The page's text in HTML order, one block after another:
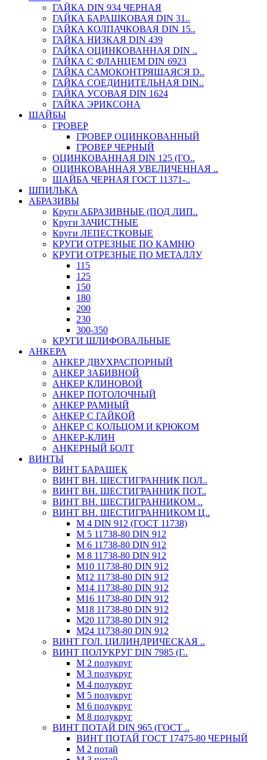
ГАЙКА DIN 934 ЧЕРНАЯ
ГАЙКА БАРАШКОВАЯ DIN 31..
ГАЙКА КОЛПАЧКОВАЯ DIN 15..
ГАЙКА НИЗКАЯ DIN 439
ГАЙКА ОЦИНКОВАННАЯ DIN ..
ГАЙКА С ФЛАНЦЕМ DIN 6923
ГАЙКА САМОКОНТРЯЩАЯСЯ D..
ГАЙКА СОЕДИНИТЕЛЬНАЯ DIN..
ГАЙКА УСОВАЯ DIN 1624
ГАЙКА ЭРИКСОНА
ШАЙБЫ
ГРОВЕР
ГРОВЕР ОЦИНКОВАННЫЙ
ГРОВЕР ЧЕРНЫЙ
ОЦИНКОВАННАЯ DIN 125 (ГО..
ОЦИНКОВАННАЯ УВЕЛИЧЕННАЯ ..
ШАЙБА ЧЕРНАЯ ГОСТ 11371-..
ШПИЛЬКА
АБРАЗИВЫ
Круги АБРАЗИВНЫЕ (ПОД ЛИП..
Круги ЗАЧИСТНЫЕ
Круги ЛЕПЕСТКОВЫЕ
КРУГИ ОТРЕЗНЫЕ ПО КАМНЮ
КРУГИ ОТРЕЗНЫЕ ПО МЕТАЛЛУ
115
125
150
180
200
230
300-350
КРУГИ ШЛИФОВАЛЬНЫЕ
АНКЕРА
АНКЕР ДВУХРАСПОРНЫЙ
АНКЕР ЗАБИВНОЙ
АНКЕР КЛИНОВОЙ
АНКЕР ПОТОЛОЧНЫЙ
АНКЕР РАМНЫЙ
АНКЕР С ГАЙКОЙ
АНКЕР С КОЛЬЦОМ И КРЮКОМ
АНКЕР-КЛИН
АНКЕРНЫЙ БОЛТ
ВИНТЫ
ВИНТ БАРАШЕК
ВИНТ ВН. ШЕСТИГРАННИК ПОЛ..
ВИНТ ВН. ШЕСТИГРАННИК ПОТ..
ВИНТ ВН. ШЕСТИГРАННИКОМ ..
ВИНТ ВН. ШЕСТИГРАННИКОМ Ц..
М 4 DIN 912 (ГОСТ 11738)
М 5 11738-80 DIN 912
М 6 11738-80 DIN 912
М 8 11738-80 DIN 912
М10 11738-80 DIN 912
М12 11738-80 DIN 912
М14 11738-80 DIN 912
М16 11738-80 DIN 912
М18 11738-80 DIN 912
М20 11738-80 DIN 912
М24 11738-80 DIN 912
ВИНТ ГОЛ. ЦИЛИНДРИЧЕСКАЯ ..
ВИНТ ПОЛУКРУГ DIN 7985 (Г..
М 2 полукруг
М 3 полукруг
М 4 полукруг
М 5 полукруг
М 6 полукруг
М 8 полукруг
ВИНТ ПОТАЙ DIN 965 (ГОСТ ..
ВИНТ ПОТАЙ ГОСТ 17475-80 ЧЕРНЫЙ
М 2 потай